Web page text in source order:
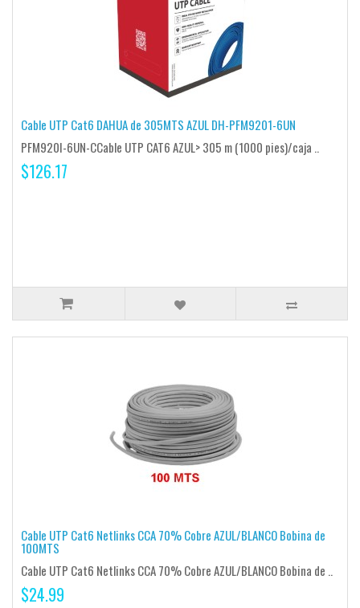
Cable UTP Cat6 DAHUA de 305MTS AZUL DH-PFM9201-6UN
PFM920I-6UN-CCable UTP CAT6 AZUL> 305 m (1000 pies)/caja ..
$126.17
Cable UTP Cat6 Netlinks CCA 70% Cobre AZUL/BLANCO Bobina de
100MTS
Cable UTP Cat6 Netlinks CCA 70% Cobre AZUL/BLANCO Bobina de ..
$24.99